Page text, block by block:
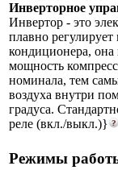
Инверторное
Инвертор - это
плавно
кондиционера, она
мощность
номинала, тем
воздуха внутри
градуса.
реле (вкл./выкл.)}
Режимы